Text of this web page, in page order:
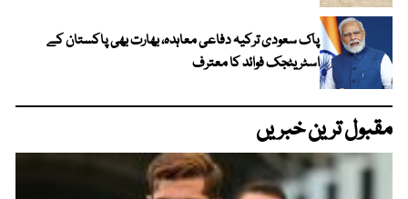
پاک سعودی ترکیہ دفاعی معاہدہ، بھارت بھی پاکستان کے
اسٹریٹجک فوائد کا معترف
مقبول ترین خبریں